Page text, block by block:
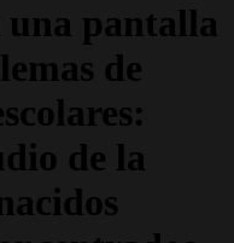
pantalla
de
de la